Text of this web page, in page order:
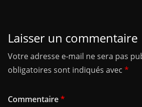
Laisser un commentaire
Votre adresse e-mail ne sera pas
obligatoires sont indiqués avec *
Commentaire*